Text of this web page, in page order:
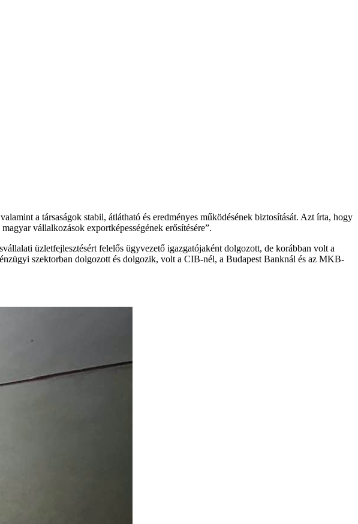
a társaságok stabil, átlátható és eredményes működésének biztosítását. Azt írta, hogy
vállalkozások exportképességének erősítésére”.
üzletfejlesztésért felelős ügyvezető igazgatójaként dolgozott, de korábban volt a
szektorban dolgozott és dolgozik, volt a CIB-nél, a Budapest Banknál és az MKB-